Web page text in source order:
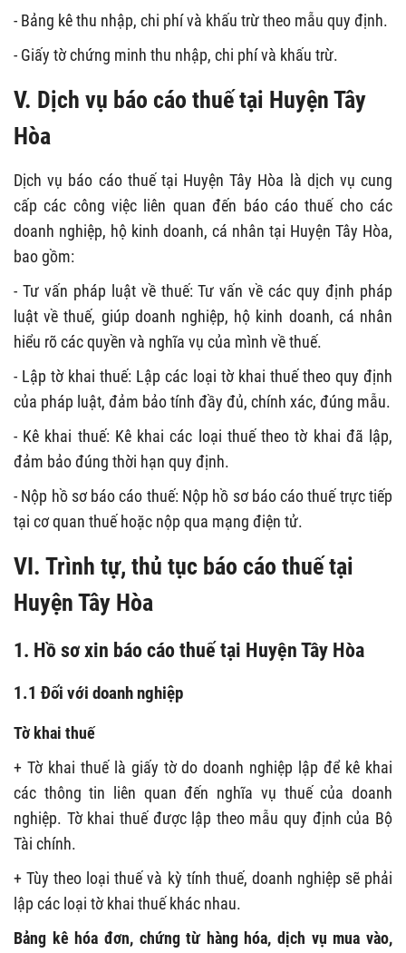
- Bảng kê thu nhập, chi phí và khấu trừ theo mẫu quy định.
- Giấy tờ chứng minh thu nhập, chi phí và khấu trừ.
V. Dịch vụ báo cáo thuế tại Huyện Tây
Hòa
Dịch vụ báo cáo thuế tại Huyện Tây Hòa là dịch vụ cung
cấp các công việc liên quan đến báo cáo thuế cho các
doanh nghiệp, hộ kinh doanh, cá nhân tại Huyện Tây Hòa,
bao gồm:
- Tư vấn pháp luật về thuế: Tư vấn về các quy định pháp
luật về thuế, giúp doanh nghiệp, hộ kinh doanh, cá nhân
hiểu rõ các quyền và nghĩa vụ của mình về thuế.
- Lập tờ khai thuế: Lập các loại tờ khai thuế theo quy định
của pháp luật, đảm bảo tính đầy đủ, chính xác, đúng mẫu.
- Kê khai thuế: Kê khai các loại thuế theo tờ khai đã lập,
đảm bảo đúng thời hạn quy định.
- Nộp hồ sơ báo cáo thuế: Nộp hồ sơ báo cáo thuế trực tiếp
tại cơ quan thuế hoặc nộp qua mạng điện tử.
VI. Trình tự, thủ tục báo cáo thuế tại
Huyện Tây Hòa
1. Hồ sơ xin báo cáo thuế tại Huyện Tây Hòa
1.1 Đối với doanh nghiệp
Tờ khai thuế
+ Tờ khai thuế là giấy tờ do doanh nghiệp lập để kê khai
các thông tin liên quan đến nghĩa vụ thuế của doanh
nghiệp. Tờ khai thuế được lập theo mẫu quy định của Bộ
Tài chính.
+ Tùy theo loại thuế và kỳ tính thuế, doanh nghiệp sẽ phải
lập các loại tờ khai thuế khác nhau.
Bảng kê hóa đơn, chứng từ hàng hóa, dịch vụ mua vào,